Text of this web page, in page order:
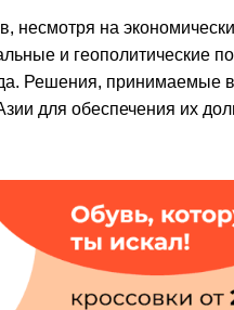
несмотря на
и геополитические
Решения, принимаемые
для обеспечения их